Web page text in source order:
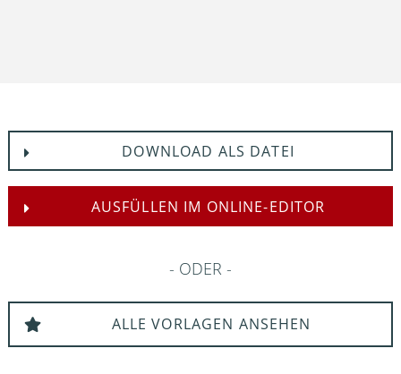
DOWNLOAD ALS DATEI
AUSFÜLLEN IM ONLINE-EDITOR
ODER
ALLE VORLAGEN ANSEHEN